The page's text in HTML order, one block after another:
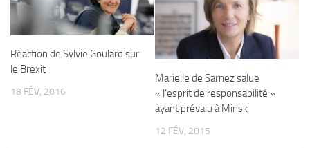
Réaction de Sylvie Goulard sur
le Brexit
18 FÉV, 2016
Marielle de Sarnez salue
« l’esprit de responsabilité »
ayant prévalu à Minsk
12 FÉV, 2015